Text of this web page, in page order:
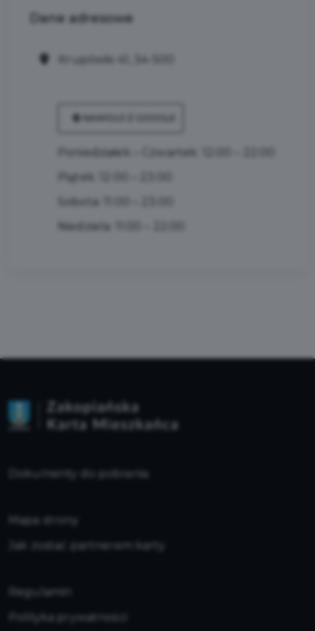
Dane adresowe
Krupówki 41, 34-500
NAWIGUJ Z GOOGLE
Poniedziałek – Czwartek: 12:00 – 22:00
Piątek: 12:00 – 23:00
Sobota: 11:00 – 23:00
Niedziela: 11:00 – 22:00
Dokumenty do pobrania
Mapa strony
Jak zostać partnerem karty
Regulamin
Polityka prywatności